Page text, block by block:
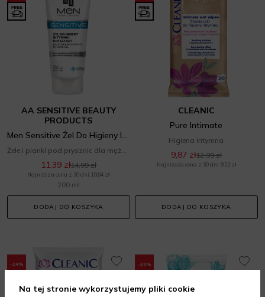
AA SENSITIVE BEAUTY
PRODUCTS
Men Sensitive Żel Do Higieny Intymnej
11,39 zł14,99 zł
Najniższa cena z 30 dni: 10,64 zł
200 ml
DODAJ DO KOSZYKA
CLEANIC
Pure Intimate
Higiena intymna
9,87 zł12,99 zł
Najniższa cena z 30 dni: 9,22 zł
DODAJ DO KOSZYKA
-24% -30%
Na tej stronie wykorzystujemy pliki cookie